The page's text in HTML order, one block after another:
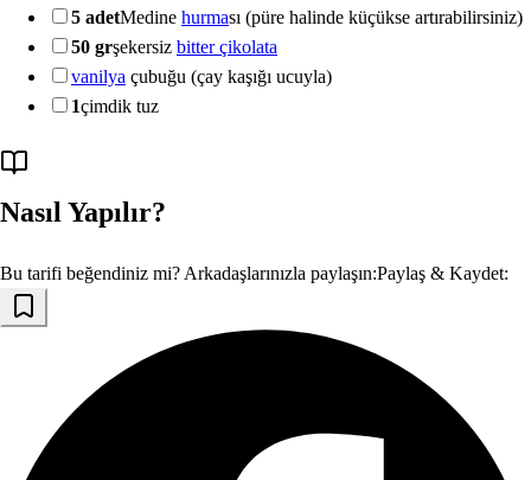
5 adetMedine hurması (püre halinde küçükse artırabilirsiniz)
50 grşekersiz bitter çikolata
vanilya çubuğu (çay kaşığı ucuyla)
1çimdik tuz
Nasıl Yapılır?
Bu tarifi beğendiniz mi? Arkadaşlarınızla paylaşın:Paylaş & Kaydet: